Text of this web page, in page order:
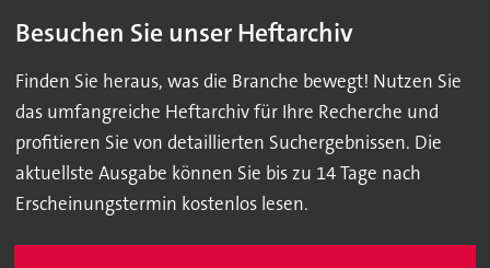
Besuchen Sie unser Heftarchiv
Finden Sie heraus, was die Branche bewegt! Nutzen Sie
das umfangreiche Heftarchiv für Ihre Recherche und
profitieren Sie von detaillierten Suchergebnissen. Die
aktuellste Ausgabe können Sie bis zu 14 Tage nach
Erscheinungstermin kostenlos lesen.